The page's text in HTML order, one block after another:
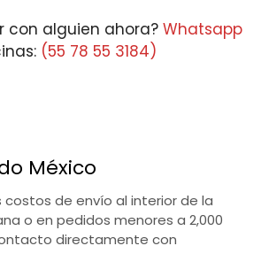
con alguien ahora? Whatsapp
(55 78 55 3184)
México
costos de envío al interior de la
o en pedidos menores a 2,000
directamente con